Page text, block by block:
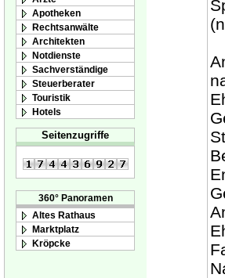
Apotheken
Rechtsanwälte
Architekten
Notdienste
Sachverständige
Steuerberater
Touristik
Hotels
Seitenzugriffe
360° Panoramen
Altes Rathaus
Marktplatz
Kröpcke